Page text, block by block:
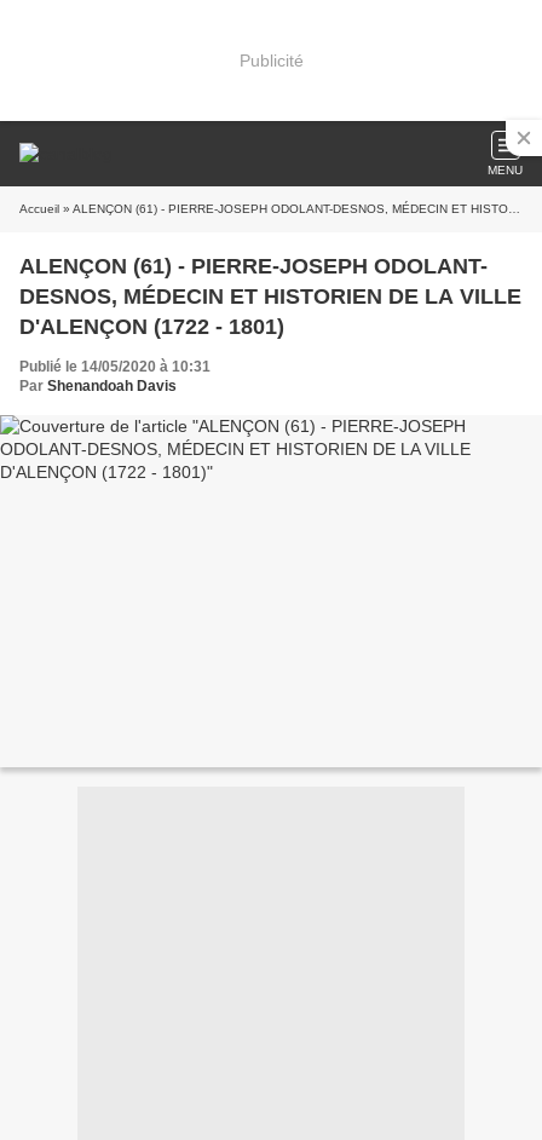
Publicité
MENU
Accueil » ALENÇON (61) - PIERRE-JOSEPH ODOLANT-DESNOS, MÉDECIN ET HISTORIEN DE LA VILLE D'ALENÇON (1722 - 1801)
ALENÇON (61) - PIERRE-JOSEPH ODOLANT-
DESNOS, MÉDECIN ET HISTORIEN DE LA VILLE
D'ALENÇON (1722 - 1801)
Publié le 14/05/2020 à 10:31
Par Shenandoah Davis